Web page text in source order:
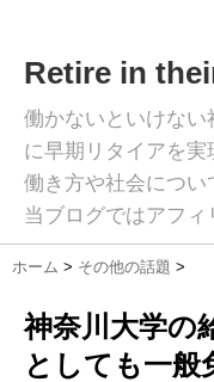
Retire in
働かないといけない
に早期リタイアを
働き方や社会につ
当ブログではアフィ
ホーム > その他の話題 >
神奈川大学の
としても一般